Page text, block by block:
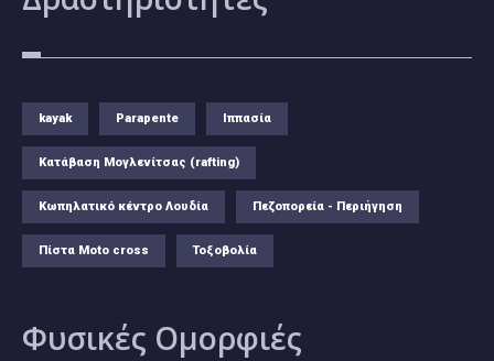
kayak Parapente Ιππασία
Κατάβαση Μογλενίτσας (rafting)
Κωπηλατικό κέντρο Λουδία Πεζοπορεία - Περιήγηση
Πίστα Moto cross Τοξοβολία
Φυσικές Ομορφιές